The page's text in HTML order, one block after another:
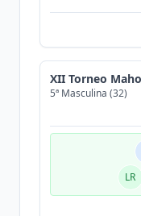
5ª Masculina (32)
LR